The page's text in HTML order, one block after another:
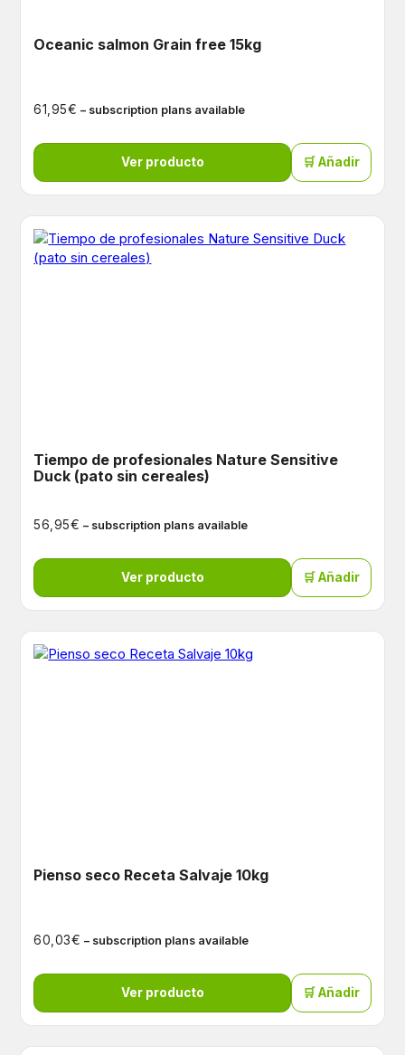
Oceanic salmon Grain free 15kg
61,95€ – subscription plans available
Ver producto 🛒 Añadir
Tiempo de profesionales Nature Sensitive
Duck (pato sin cereales)
56,95€ – subscription plans available
Ver producto 🛒 Añadir
Pienso seco Receta Salvaje 10kg
60,03€ – subscription plans available
Ver producto 🛒 Añadir